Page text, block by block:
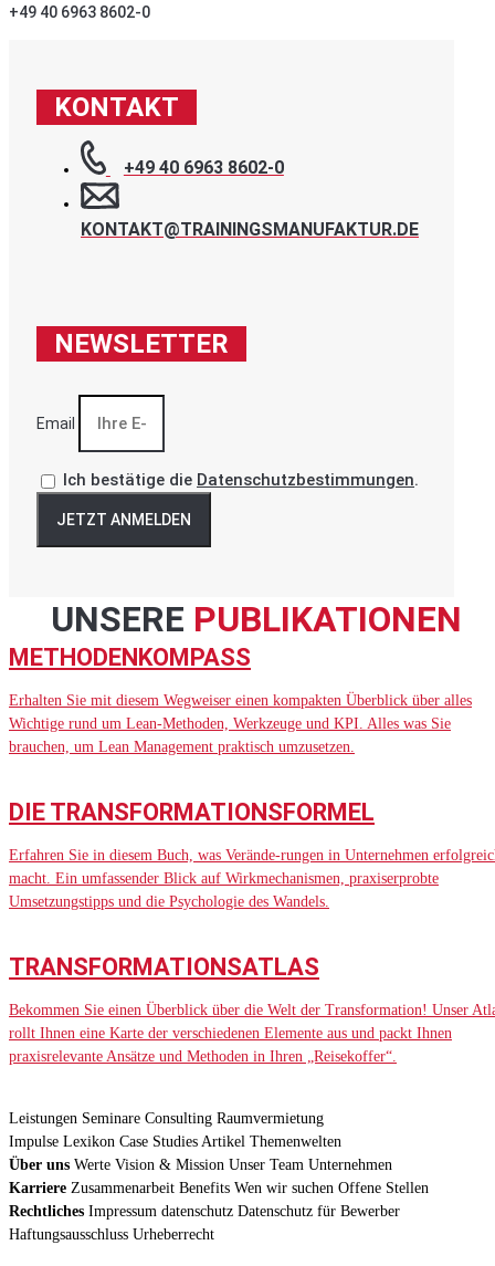
+49 40 6963 8602-0
KONTAKT
+49 40 6963 8602-0
KONTAKT@TRAININGSMANUFAKTUR.DE
NEWSLETTER
Email
Ich bestätige die Datenschutzbestimmungen.
JETZT ANMELDEN
UNSERE PUBLIKATIONEN
METHODENKOMPASS
Erhalten Sie mit diesem Wegweiser einen kompakten Überblick über alles
Wichtige rund um Lean-Methoden, Werkzeuge und KPI. Alles was Sie
brauchen, um Lean Management praktisch umzusetzen.
DIE TRANSFORMATIONSFORMEL
Erfahren Sie in diesem Buch, was Verände-rungen in Unternehmen
macht. Ein umfassender Blick auf Wirkmechanismen, praxiserprobte
Umsetzungstipps und die Psychologie des Wandels.
TRANSFORMATIONSATLAS
Bekommen Sie einen Überblick über die Welt der Transformation! Unser
rollt Ihnen eine Karte der verschiedenen Elemente aus und packt Ihnen
praxisrelevante Ansätze und Methoden in Ihren „Reisekoffer“.
Leistungen Seminare Consulting Raumvermietung
Impulse Lexikon Case Studies Artikel Themenwelten
Über uns Werte Vision & Mission Unser Team Unternehmen
Karriere Zusammenarbeit Benefits Wen wir suchen Offene Stellen
Rechtliches Impressum datenschutz Datenschutz für Bewerber
Haftungsausschluss Urheberrecht